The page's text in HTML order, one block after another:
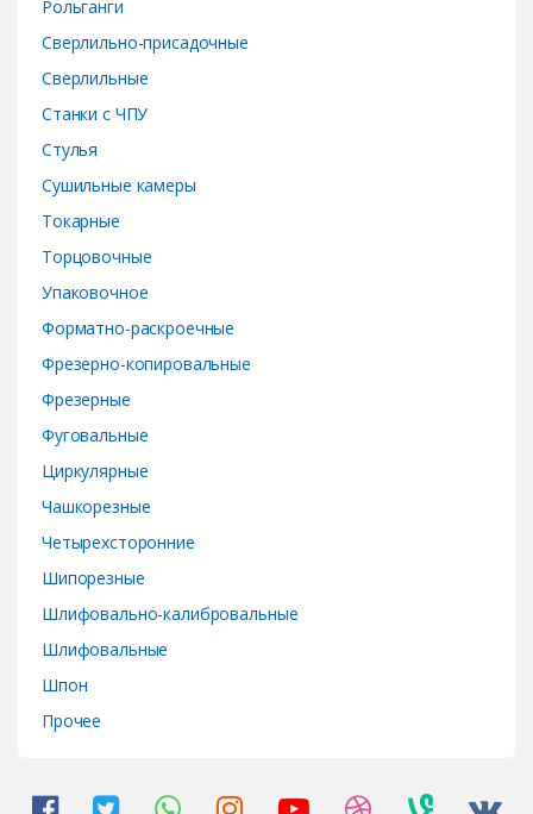
Рольганги
Сверлильно-присадочные
Сверлильные
Станки с ЧПУ
Стулья
Сушильные камеры
Токарные
Торцовочные
Упаковочное
Форматно-раскроечные
Фрезерно-копировальные
Фрезерные
Фуговальные
Циркулярные
Чашкорезные
Четырехсторонние
Шипорезные
Шлифовально-калибровальные
Шлифовальные
Шпон
Прочее